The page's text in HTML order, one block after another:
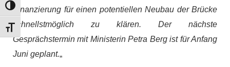
Umschalten auf hohe Kontraste
Schrift vergrößern
Finanzierung für einen potentiellen Neubau der Brücke
schnellstmöglich zu klären. Der nächste
Gesprächstermin mit Ministerin Petra Berg ist für Anfang
Juni geplant.„